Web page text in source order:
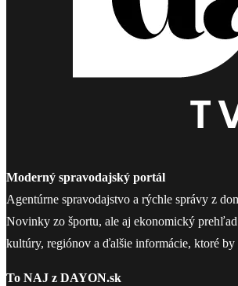
Moderný spravodajský portál
Agentúrne spravodajstvo a rýchle správy z
Novinky zo športu, ale aj ekonomický
kultúry, regiónov a ďalšie informácie, ktoré
To NAJ z DAYON.sk